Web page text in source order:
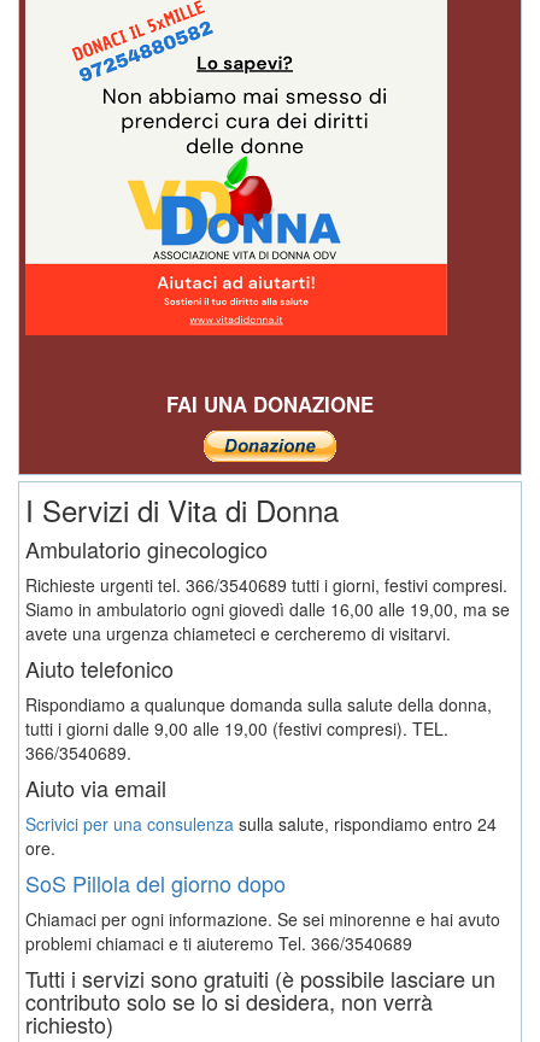
FAI UNA DONAZIONE
I Servizi di Vita di Donna
Ambulatorio ginecologico
Richieste urgenti tel. 366/3540689 tutti i giorni, festivi compresi.
Siamo in ambulatorio ogni giovedì dalle 16,00 alle 19,00, ma se
avete una urgenza chiameteci e cercheremo di visitarvi.
Aiuto telefonico
Rispondiamo a qualunque domanda sulla salute della donna,
tutti i giorni dalle 9,00 alle 19,00 (festivi compresi). TEL.
366/3540689.
Aiuto via email
Scrivici per una consulenza sulla salute, rispondiamo entro 24
ore.
SoS Pillola del giorno dopo
Chiamaci per ogni informazione. Se sei minorenne e hai avuto
problemi chiamaci e ti aiuteremo Tel. 366/3540689
Tutti i servizi sono gratuiti (è possibile lasciare un
contributo solo se lo si desidera, non verrà
richiesto)